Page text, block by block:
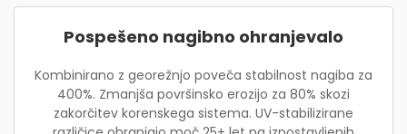
Pospešeno nagibno ohranjevalo
Kombinirano z georežnjo poveča stabilnost nagiba za
400%. Zmanjša površinsko erozijo za 80% skozi
zakorčitev korenskega sistema. UV-stabilizirane